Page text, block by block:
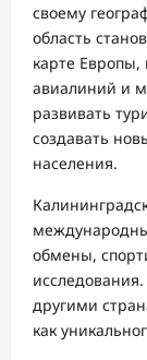
своему
область
карте
авиалиний и
развивать
создавать
населения.
обмены,
другими
как